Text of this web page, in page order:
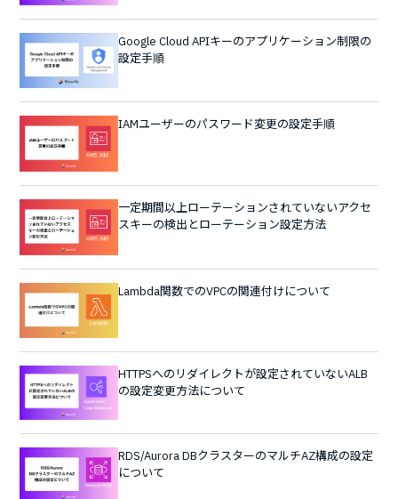
Google Cloud APIキーのアプリケーション制限の
設定手順
IAMユーザーのパスワード変更の設定手順
一定期間以上ローテーションされていないアクセ
スキーの検出とローテーション設定方法
Lambda関数でのVPCの関連付けについて
HTTPSへのリダイレクトが設定されていないALB
の設定変更方法について
RDS/Aurora DBクラスターのマルチAZ構成の設定
について